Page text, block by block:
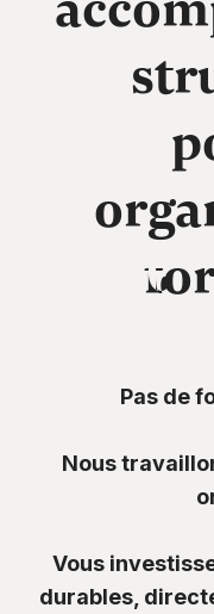
Pas de
Nous
Vous
durables,